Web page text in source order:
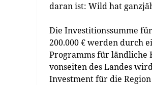
daran ist: Wild hat
Die Investitionssumme
200.000 € werden durch
Programms für ländliche
vonseiten des Landes
Investment für die